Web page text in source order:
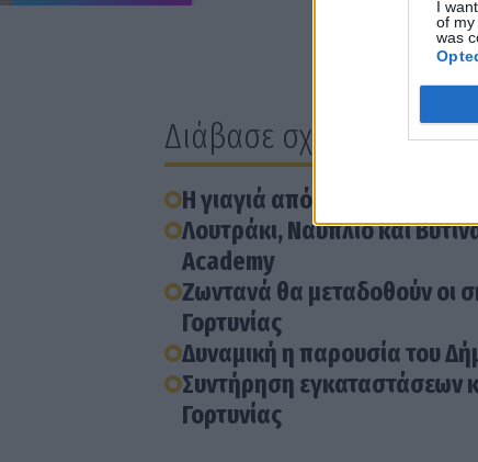
I
of my
was
Διάβασε σχετικά
Η γιαγιά από τη Γορτυνία
Λουτράκι, Ναύπλιο και
Academy
Ζωντανά θα μεταδοθούν οι
Γορτυνίας
Δυναμική η παρουσία του
Συντήρηση εγκαταστάσεων
Γορτυνίας